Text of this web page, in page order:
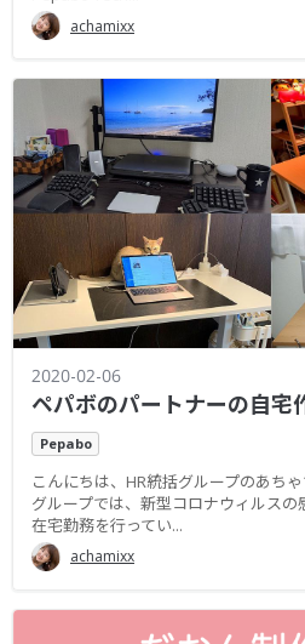
achamixx
2020-02-06
ペパボのパートナーの自宅
Pepabo
こんにちは、HR統括グループのあち
グループでは、新型コロナウィルスの
在宅勤務を行ってい...
achamixx